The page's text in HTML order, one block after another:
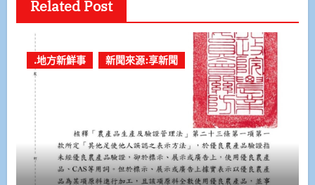
Related Post
.地方新鮮事 新聞來源:享新聞